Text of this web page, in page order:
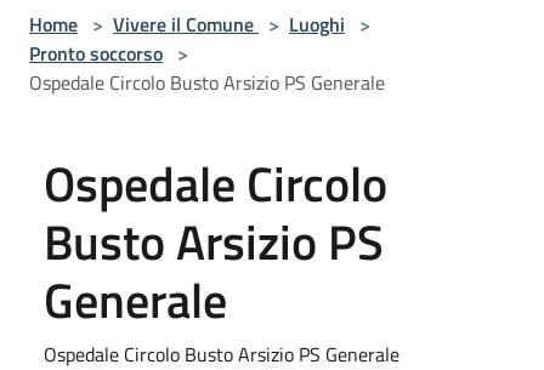
Home > Vivere il Comune > Luoghi >
Pronto soccorso >
Ospedale Circolo Busto Arsizio PS Generale
Ospedale Circolo
Busto Arsizio PS
Generale
Ospedale Circolo Busto Arsizio PS Generale